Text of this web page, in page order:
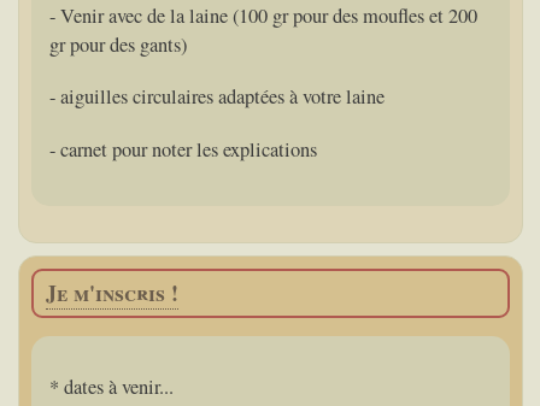
-Venir avec de la laine (100 gr pour des moufles et 200
gr pour des gants)
- aiguilles circulaires adaptées à votre laine
- carnet pour noter les explications
Je m'inscris !
* dates à venir...